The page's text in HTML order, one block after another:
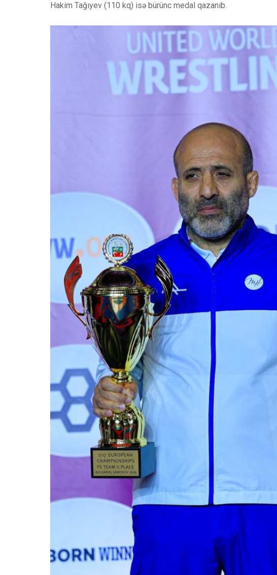
Hakim Tağıyev (110 kq) isə bürünc medal qazanıb.